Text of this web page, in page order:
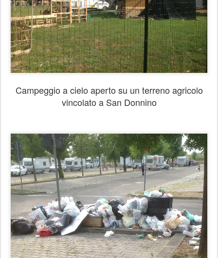
Campeggio a cielo aperto su un terreno agricolo
vincolato a San Donnino